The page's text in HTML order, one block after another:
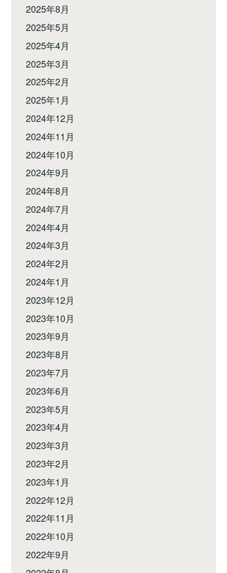
2025年8月
2025年5月
2025年4月
2025年3月
2025年2月
2025年1月
2024年12月
2024年11月
2024年10月
2024年9月
2024年8月
2024年7月
2024年4月
2024年3月
2024年2月
2024年1月
2023年12月
2023年10月
2023年9月
2023年8月
2023年7月
2023年6月
2023年5月
2023年4月
2023年3月
2023年2月
2023年1月
2022年12月
2022年11月
2022年10月
2022年9月